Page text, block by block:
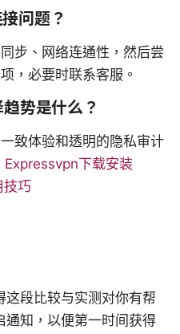
问题？
步、网络连通性，然后尝
，必要时联系客服。
势是什么？
致体验和透明的隐私审计
Expressvpn下载安装
巧
段比较与实测对你有帮
通知，以便第一时间获得